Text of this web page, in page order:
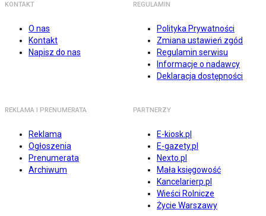
KONTAKT
O nas
Kontakt
Napisz do nas
REGULAMIN
Polityka Prywatności
Zmiana ustawień zgód
Regulamin serwisu
Informacje o nadawcy
Deklaracja dostępności
REKLAMA I PRENUMERATA
Reklama
Ogłoszenia
Prenumerata
Archiwum
PARTNERZY
E-kiosk.pl
E-gazety.pl
Nexto.pl
Mała księgowość
Kancelarierp.pl
Wieści Rolnicze
Życie Warszawy